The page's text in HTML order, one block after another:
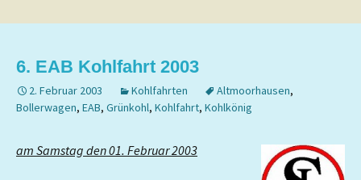
6. EAB Kohlfahrt 2003
2. Februar 2003 Kohlfahrten Altmoorhausen,
Bollerwagen, EAB, Grünkohl, Kohlfahrt, Kohlkönig
am Samstag den 01. Februar 2003